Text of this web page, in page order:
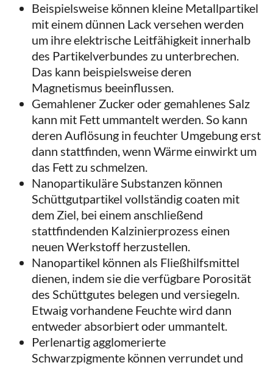
Beispielsweise können kleine Metallpartikel
mit einem dünnen Lack versehen werden
um ihre elektrische Leitfähigkeit innerhalb
des Partikelverbundes zu unterbrechen.
Das kann beispielsweise deren
Magnetismus beeinflussen.
Gemahlener Zucker oder gemahlenes Salz
kann mit Fett ummantelt werden. So kann
deren Auflösung in feuchter Umgebung erst
dann stattfinden, wenn Wärme einwirkt um
das Fett zu schmelzen.
Nanopartikuläre Substanzen können
Schüttgutpartikel vollständig coaten mit
dem Ziel, bei einem anschließend
stattfindenden Kalzinierprozess einen
neuen Werkstoff herzustellen.
Nanopartikel können als Fließhilfsmittel
dienen, indem sie die verfügbare Porosität
des Schüttgutes belegen und versiegeln.
Etwaig vorhandene Feuchte wird dann
entweder absorbiert oder ummantelt.
Perlenartig agglomerierte
Schwarzpigmente können verrundet und